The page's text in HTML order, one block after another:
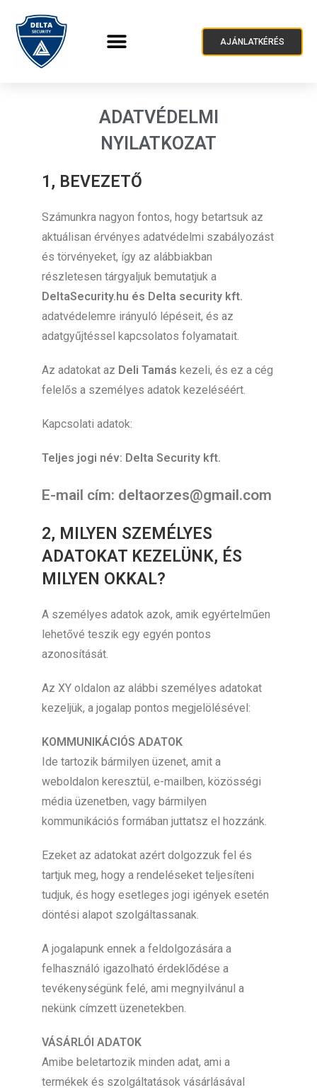
AJÁNLATKÉRÉS
ADATVÉDELMI
NYILATKOZAT
1, BEVEZETŐ
Számunkra nagyon fontos, hogy betartsuk az
aktuálisan érvényes adatvédelmi szabályozást
és törvényeket, így az alábbiakban
részletesen tárgyaljuk bemutatjuk a
DeltaSecurity.hu és Delta security kft.
adatvédelemre irányuló lépéseit, és az
adatgyűjtéssel kapcsolatos folyamatait.
Az adatokat az Deli Tamás kezeli, és ez a cég
felelős a személyes adatok kezeléséért.
Kapcsolati adatok:
Teljes jogi név: Delta Security kft.
E-mail cím: deltaorzes@gmail.com
2, MILYEN SZEMÉLYES
ADATOKAT KEZELÜNK, ÉS
MILYEN OKKAL?
A személyes adatok azok, amik egyértelműen
lehetővé teszik egy egyén pontos
azonosítását.
Az XY oldalon az alábbi személyes adatokat
kezeljük, a jogalap pontos megjelölésével:
KOMMUNIKÁCIÓS ADATOK
Ide tartozik bármilyen üzenet, amit a
weboldalon keresztül, e-mailben, közösségi
média üzenetben, vagy bármilyen
kommunikációs formában juttatsz el hozzánk.
Ezeket az adatokat azért dolgozzuk fel és
tartjuk meg, hogy a rendeléseket teljesíteni
tudjuk, és hogy esetleges jogi igények esetén
döntési alapot szolgáltassanak.
A jogalapunk ennek a feldolgozására a
felhasználó igazolható érdeklődése a
tevékenységünk felé, ami megnyilvánul a
nekünk címzett üzenetekben.
VÁSÁRLÓI ADATOK
Amibe beletartozik minden adat, ami a
termékek és szolgáltatások vásárlásával